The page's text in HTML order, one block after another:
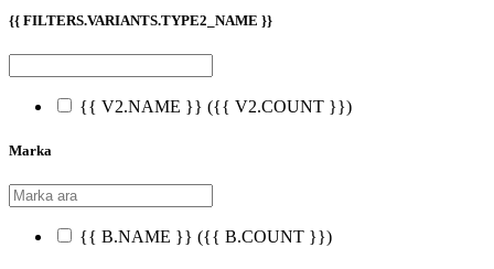
{{ FILTERS.VARIANTS.TYPE2_NAME }}
{{ V2.NAME }} ({{ V2.COUNT }})
Marka
{{ B.NAME }} ({{ B.COUNT }})